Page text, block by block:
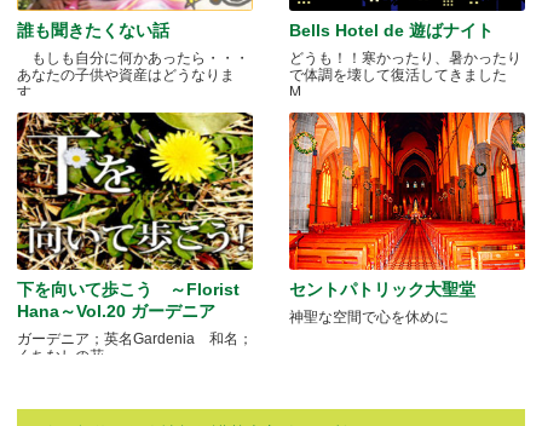
誰も聞きたくない話
もしも自分に何かあったら・・・
あなたの子供や資産はどうなりま
す.....
Bells Hotel de 遊ばナイト
どうも！！寒かったり、暑かったり
で体調を壊して復活してきました
M.....
下を向いて歩こう ～Florist
Hana～Vol.20 ガーデニア
ガーデニア；英名Gardenia 和名；
くちなしの花 .....
セントパトリック大聖堂
神聖な空間で心を休めに